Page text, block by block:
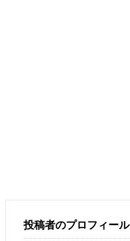
投稿者のプロフィール